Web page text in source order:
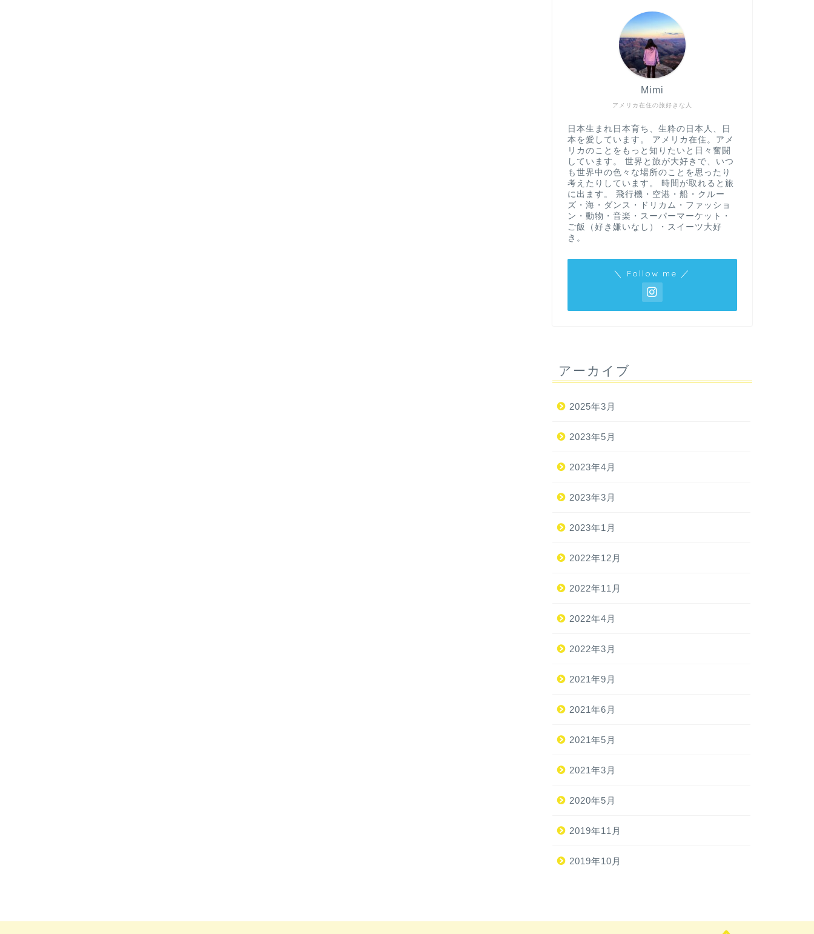
アメリカ在住の旅好きな人
Mimi
日本生まれ日本育ち、生粋の日本人、日
本を愛しています。 アメリカ在住。アメ
リカのことをもっと知りたいと日々奮闘
しています。 世界と旅が大好きで、いつ
も世界中の色々な場所のことを思ったり
考えたりしています。 時間が取れると旅
に出ます。 飛行機・空港・船・クルー
ズ・海・ダンス・ドリカム・ファッショ
ン・動物・音楽・スーパーマーケット・
ご飯（好き嫌いなし）・スイーツ大好
き。
＼ Follow me ／
アーカイブ
2025年3月
2023年5月
2023年4月
2023年3月
2023年1月
2022年12月
2022年11月
2022年4月
2022年3月
2021年9月
2021年6月
2021年5月
2021年3月
2020年5月
2019年11月
2019年10月